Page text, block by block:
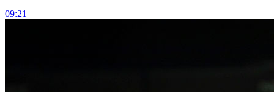
09:21